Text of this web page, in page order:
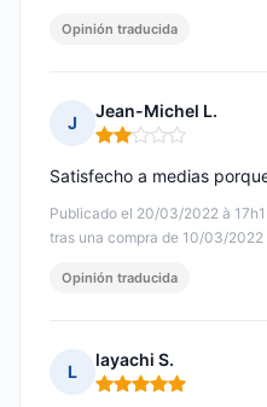
Opinión traducida
J
Jean-Michel L.
Nota: 2 de 5
Publicado el 20/03/2022 à
tras una compra de 10/03/2022
Satisfecho a medias
Opinión traducida
L
layachi S.
Nota: 5 de 5